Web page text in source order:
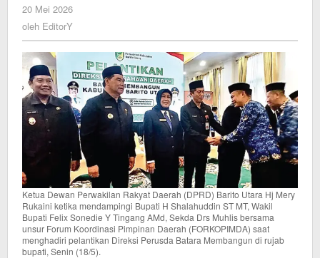
20 Mei 2026
oleh EditorY
Ketua Dewan Perwakilan Rakyat Daerah (DPRD) Barito Utara Hj Mery
Rukaini ketika mendampingi Bupati H Shalahuddin ST MT, Wakil
Bupati Felix Sonedie Y Tingang AMd, Sekda Drs Muhlis bersama
unsur Forum Koordinasi Pimpinan Daerah (FORKOPIMDA) saat
menghadiri pelantikan Direksi Perusda Batara Membangun di rujab
bupati, Senin (18/5).